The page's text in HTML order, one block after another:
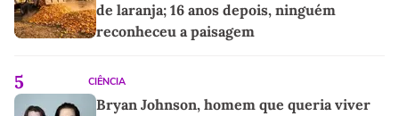
de laranja; 16 anos depois, ninguém
reconheceu a paisagem
5 CIÊNCIA
Bryan Johnson, homem que queria viver